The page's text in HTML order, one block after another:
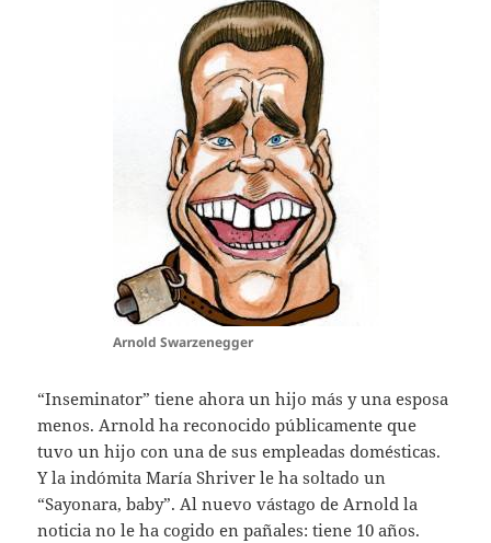
Arnold Swarzenegger
“Inseminator” tiene ahora un hijo más y una esposa
menos. Arnold ha reconocido públicamente que
tuvo un hijo con una de sus empleadas domésticas.
Y la indómita María Shriver le ha soltado un
“Sayonara, baby”. Al nuevo vástago de Arnold la
noticia no le ha cogido en pañales: tiene 10 años.